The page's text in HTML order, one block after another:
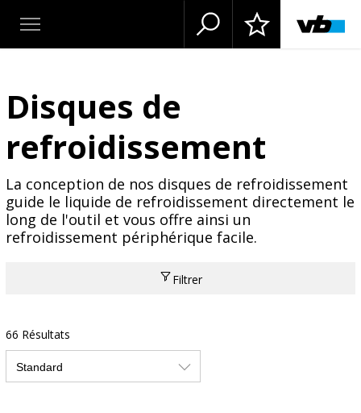
Disques de
refroidissement
La conception de nos disques de refroidissement
guide le liquide de refroidissement directement le
long de l'outil et vous offre ainsi un
refroidissement périphérique facile.
Filtrer
66 Résultats